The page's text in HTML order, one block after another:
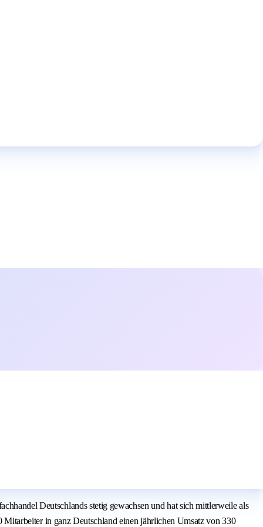
Deutschlands stetig gewachsen und hat sich mittlerweile als
in ganz Deutschland einen jährlichen Umsatz von 330